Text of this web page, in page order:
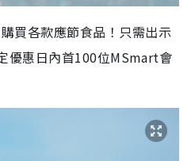
買各款應節食品！只需出示
優惠日內首100位MSmart會